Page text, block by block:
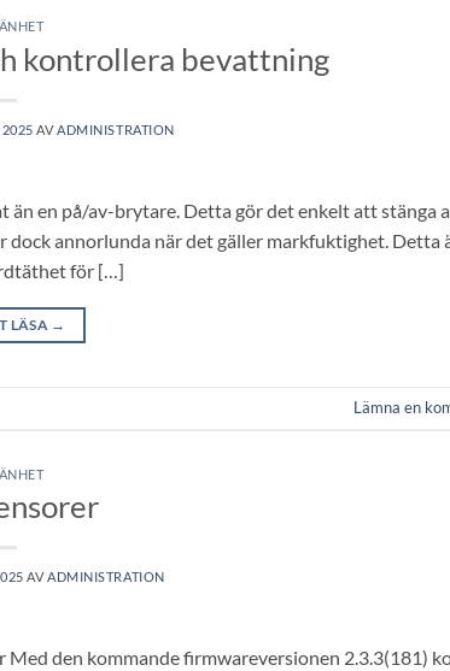
kontrollera bevattning
2025 AVADMINISTRATION
än en på/av-brytare. Detta gör det enkelt att stänga
dock annorlunda när det gäller markfuktighet. Detta
för […]
LÄSA →
Lämna en
AVADMINISTRATION
den kommande firmwareversionen 2.3.3(181)